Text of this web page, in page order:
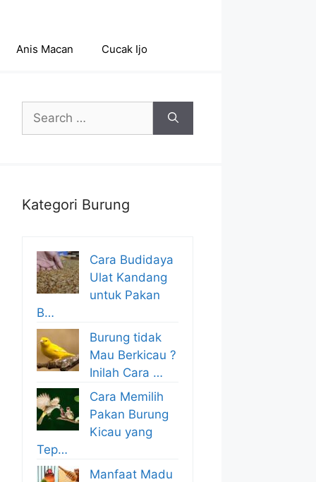
Anis Macan Cucak Ijo
Search
for:
Kategori Burung
Cara Budidaya
Ulat Kandang
untuk Pakan
B…
Burung tidak
Mau Berkicau ?
Inilah Cara …
Cara Memilih
Pakan Burung
Kicau yang
Tep…
Manfaat Madu